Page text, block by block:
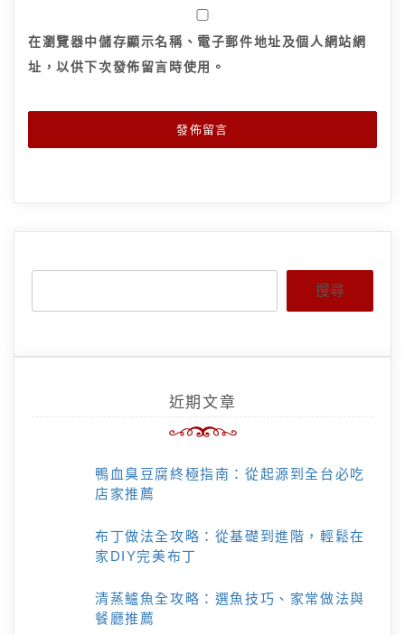
在瀏覽器中儲存顯示名稱、電子郵件地址及個人網站網
址，以供下次發佈留言時使用。
搜尋
近期文章
鴨血臭豆腐終極指南：從起源到全台必吃
店家推薦
布丁做法全攻略：從基礎到進階，輕鬆在
家DIY完美布丁
清蒸鱸魚全攻略：選魚技巧、家常做法與
餐廳推薦